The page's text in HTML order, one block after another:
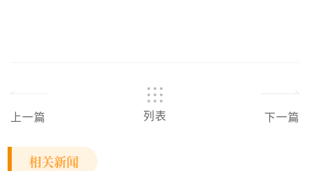
上一篇 列表 下一篇
相关新闻